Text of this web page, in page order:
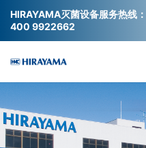
HIRAYAMA灭菌设备服务热线：
400 9922662